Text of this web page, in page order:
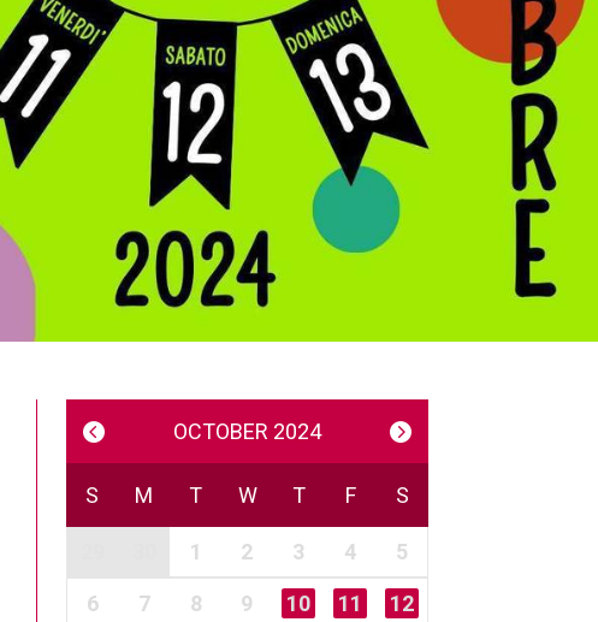
OCTOBER 2024
S M T W T F S
1 2 3 4 5
6 7 8 9 10 11 12